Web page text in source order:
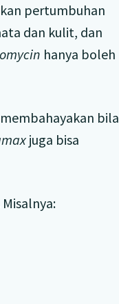
pertumbuhan
dan kulit, dan
hanya boleh
bila
juga bisa